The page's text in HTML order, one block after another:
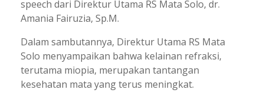
speech dari Direktur Utama RS Mata Solo, dr.
Amania Fairuzia, Sp.M.
Dalam sambutannya, Direktur Utama RS Mata
Solo menyampaikan bahwa kelainan refraksi,
terutama miopia, merupakan tantangan
kesehatan mata yang terus meningkat.